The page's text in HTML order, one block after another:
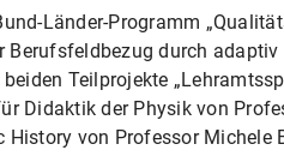
Länder-Programm
durch
Teilprojekte
Didaktik der Physik von
History von Professor Michele